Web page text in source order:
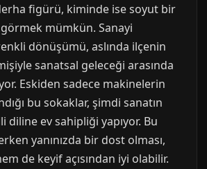
figürü, kiminde ise soyut bir
mümkün. Sanayi
dönüşümü, aslında ilçenin
sanatsal geleceği arasında
Eskiden sadece makinelerin
bu sokaklar, şimdi sanatın
diline ev sahipliği yapıyor. Bu
yanınızda bir dost olması,
de keyif açısından iyi olabilir.